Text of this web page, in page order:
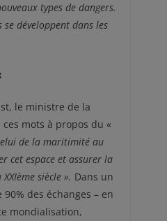
types de dangers.
développent dans les
le ministre de la
ces mots à propos du «
de la maritimité au
cet espace et assurer la
siècle ». Dans un
des échanges – en
mondialisation,